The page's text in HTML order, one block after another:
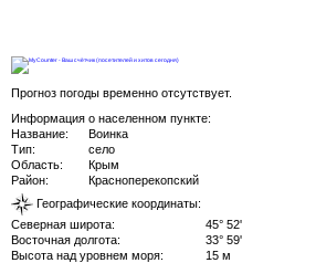
Прогноз погоды временно отсутствует.
Информация о населенном пункте:
Название:
Воинка
Тип:
село
Область:
Крым
Район:
Красноперекопский
Географические координаты:
Северная широта:
45° 52'
Восточная долгота:
33° 59'
Высота над уровнем моря:
15 м